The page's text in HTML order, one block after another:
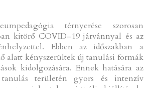
térnyerése szorosan
kitörő COVID–19 járvánnyal és az
Ebben az időszakban a
alatt kényszerültek új tanulási formák
kidolgozására. Ennek hatására az
területén gyors és intenzív